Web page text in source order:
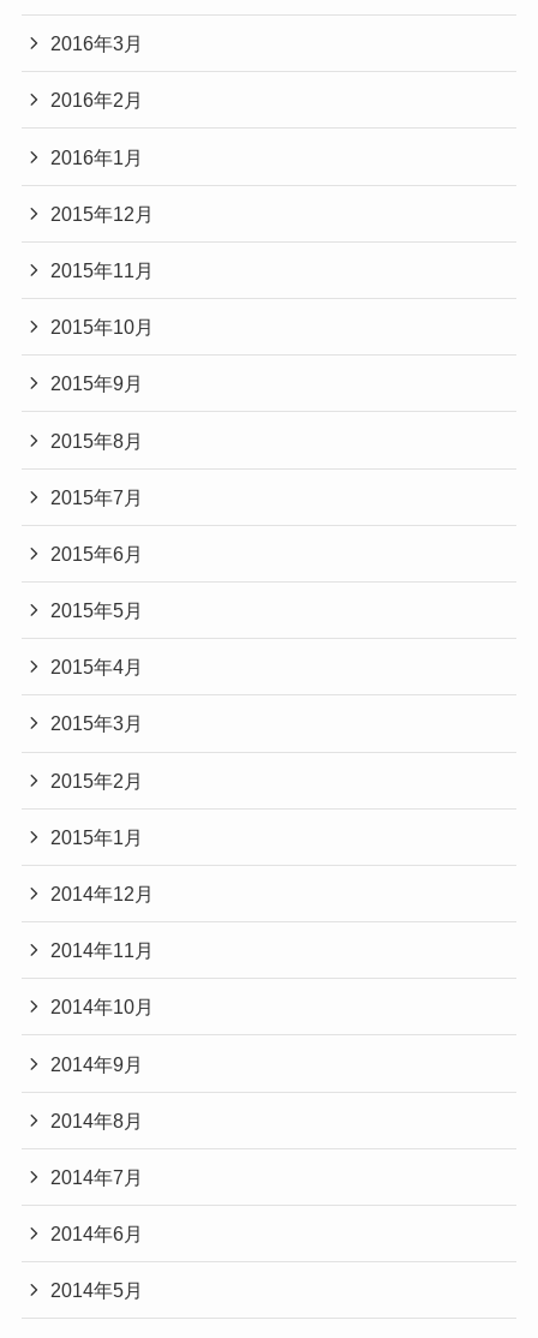
2016年3月
2016年2月
2016年1月
2015年12月
2015年11月
2015年10月
2015年9月
2015年8月
2015年7月
2015年6月
2015年5月
2015年4月
2015年3月
2015年2月
2015年1月
2014年12月
2014年11月
2014年10月
2014年9月
2014年8月
2014年7月
2014年6月
2014年5月